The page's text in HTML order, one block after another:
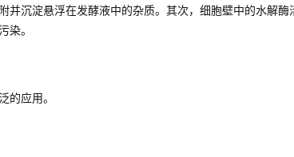
沉淀悬浮在发酵液中的杂质。其次，细胞壁中的水解
染。
的应用。